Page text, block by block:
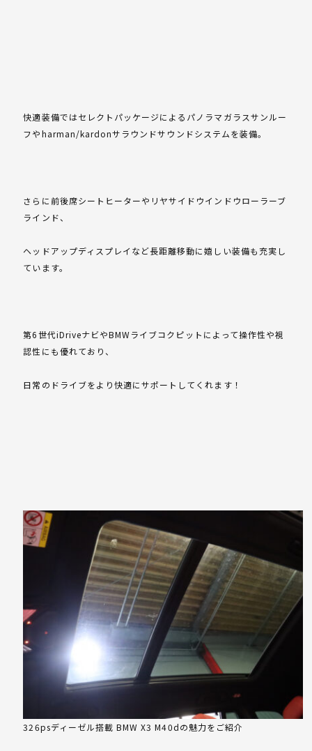
快適装備ではセレクトパッケージによるパノラマガラスサンルー
フやharman/kardonサラウンドサウンドシステムを装備。
さらに前後席シートヒーターやリヤサイドウインドウローラーブ
ラインド、
ヘッドアップディスプレイなど長距離移動に嬉しい装備も充実し
ています。
第6世代iDriveナビやBMWライブコクピットによって操作性や視
認性にも優れており、
日常のドライブをより快適にサポートしてくれます！
326psディーゼル搭載 BMW X3 M40dの魅力をご紹介